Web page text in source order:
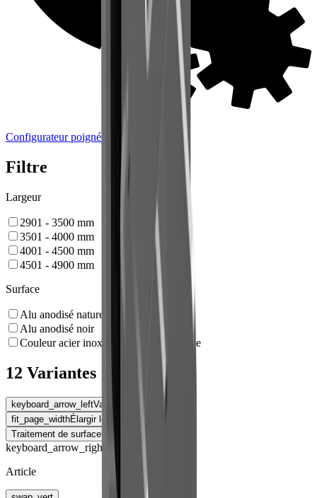
Configurateur poignées
Filtre
Largeur
2901 - 3500 mm
3501 - 4000 mm
4001 - 4500 mm
4501 - 4900 mm
Surface
Alu anodisé naturel
Alu anodisé noir
Couleur acier inoxydable, sans polissage
12 Variantes
keyboard_arrow_leftVariante
fit_page_widthÉlargir le tableau
Traitement de surface keyboard_arrow_right
keyboard_arrow_right
Article